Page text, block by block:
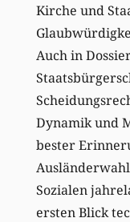
Kirche und
Auch in
Dynamik und
bester
Sozialen
ersten Blick